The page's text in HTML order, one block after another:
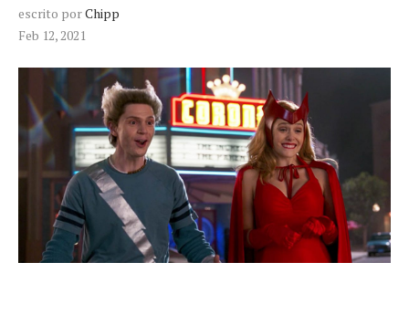
escrito porChipp
Feb 12, 2021